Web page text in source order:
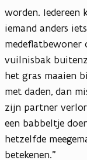
worden. Iedereen
iemand anders
medeflatbewoner
vuilnisbak
het gras maaien
met daden, dan
zijn partner
een babbeltje
hetzelfde
betekenen.”